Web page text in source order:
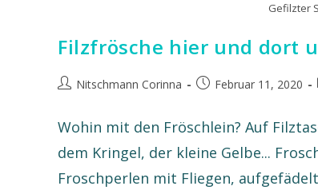
Gefilzter
Filzfrösche hier und dort
Nitschmann Corinna Februar 11, 2020
Wohin mit den Fröschlein? Auf
dem Kringel, der kleine Gelbe...
Froschperlen mit Fliegen,